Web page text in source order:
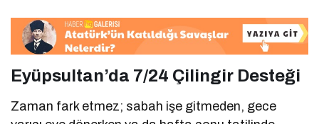
Eyüpsultan’da 7/24 Çilingir Desteği
Zaman fark etmez; sabah işe gitmeden, gece